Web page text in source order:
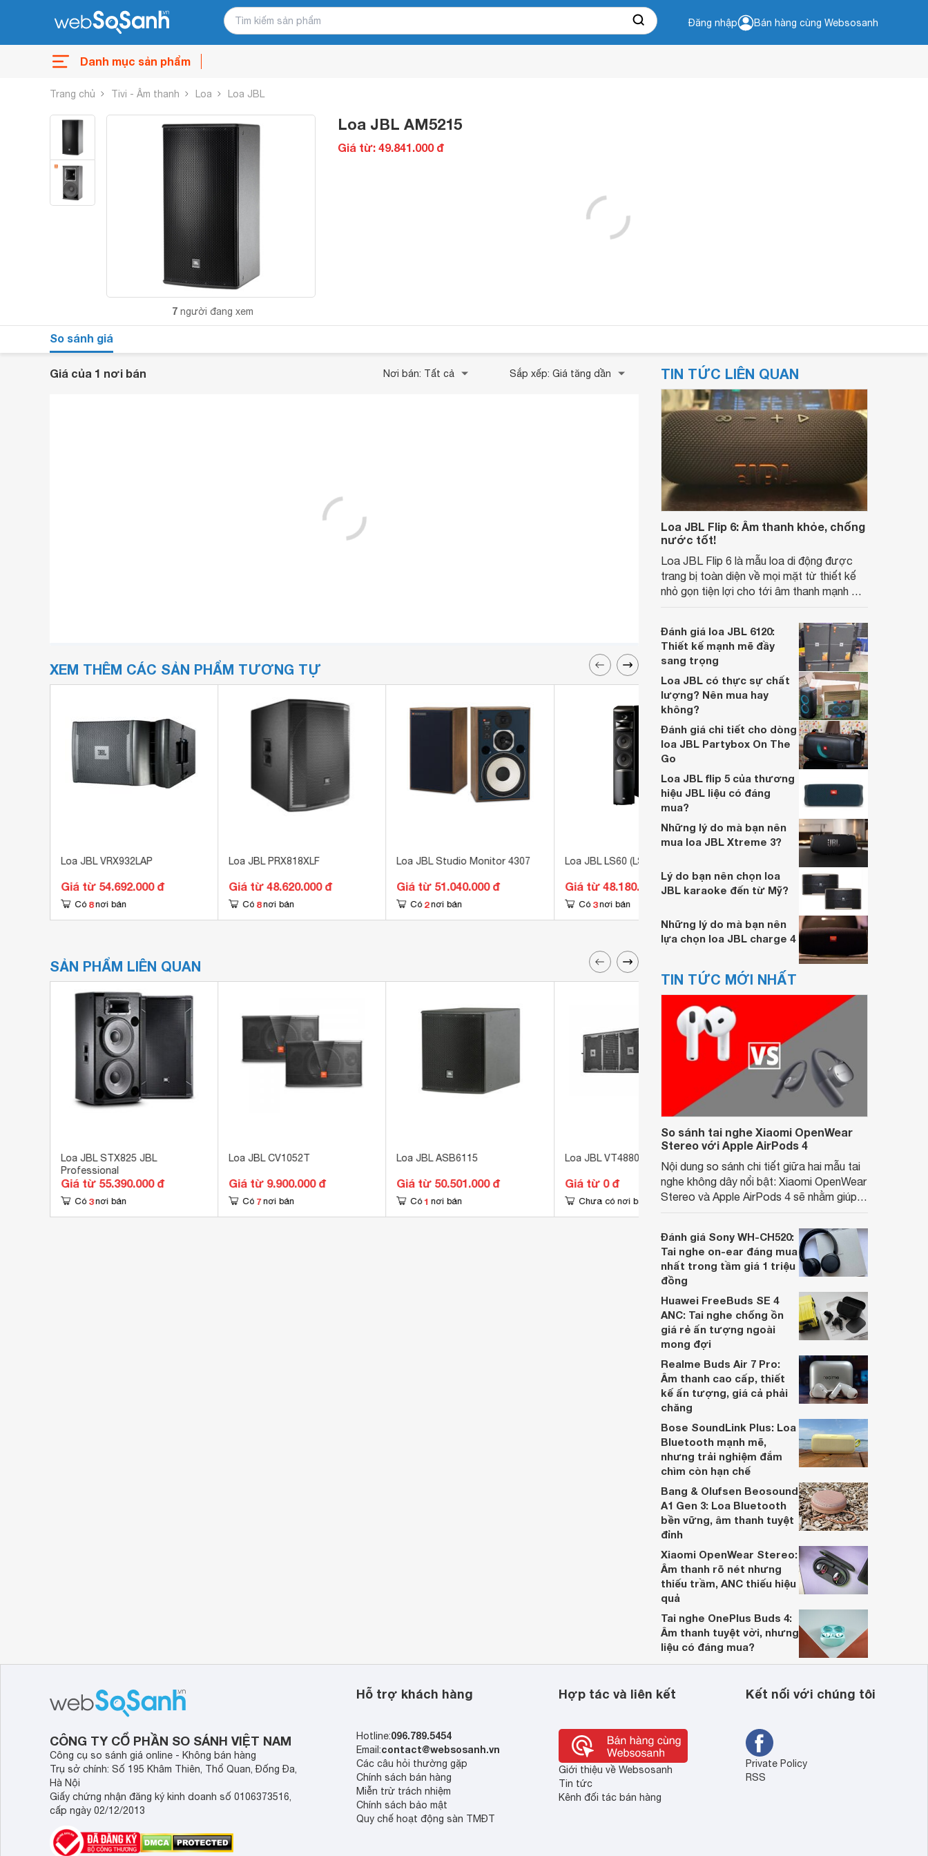
Đăng nhập Bán hàng cùng Websosanh
Danh mục sản phẩm
Trang chủ Tivi - Âm thanh Loa Loa JBL
7 người đang xem
Loa JBL AM5215
Giá từ: 49.841.000 đ
So sánh giá
Giá của 1 nơi bán Nơi bán: Tất cả Sắp xếp: Giá tăng dần
XEM THÊM CÁC SẢN PHẨM TƯƠNG TỰ
Loa JBL VRX932LAP
Giá từ 54.692.000 đ
Có 8 nơi bán
Loa JBL PRX818XLF
Giá từ 48.620.000 đ
Có 8 nơi bán
Loa JBL Studio Monitor 4307
Giá từ 51.040.000 đ
Có 2 nơi bán
Loa JBL LS60 (LS 60)
Giá từ 48.180.000 đ
Có 3 nơi bán
Giá từ 43.990.000 đ
SẢN PHẨM LIÊN QUAN
Loa JBL STX825 JBL
Professional
Giá từ 55.390.000 đ
Có 3 nơi bán
Loa JBL CV1052T
Giá từ 9.900.000 đ
Có 7 nơi bán
Loa JBL ASB6115
Giá từ 50.501.000 đ
Có 1 nơi bán
Loa JBL VT4880
Giá từ 0 đ
Chưa có nơi bán
Loa JBL KP4010G2
Giá từ 28.990.000 đ
Có 31 nơi bán
TIN TỨC LIÊN QUAN
Loa JBL Flip 6: Âm thanh khỏe, chống
nước tốt!
Loa JBL Flip 6 là mẫu loa di động được
trang bị toàn diện về mọi mặt từ thiết kế
nhỏ gọn tiện lợi cho tới âm thanh mạnh mẽ
Sản phẩm là mẫu loa mà bạn không thể bỏ
qua!
Đánh giá loa JBL 6120:
Thiết kế mạnh mẽ đầy
sang trọng
Loa JBL có thực sự chất
lượng? Nên mua hay
không?
Đánh giá chi tiết cho dòng
loa JBL Partybox On The
Go
Loa JBL flip 5 của thương
hiệu JBL liệu có đáng
mua?
Những lý do mà bạn nên
mua loa JBL Xtreme 3?
Lý do bạn nên chọn loa
JBL karaoke đến từ Mỹ?
Những lý do mà bạn nên
lựa chọn loa JBL charge 4
TIN TỨC MỚI NHẤT
So sánh tai nghe Xiaomi OpenWear
Stereo với Apple AirPods 4
Nội dung so sánh chi tiết giữa hai mẫu tai
nghe không dây nổi bật: Xiaomi OpenWear
Stereo và Apple AirPods 4 sẽ nhằm giúp
dựa trên nhu cầu và sở thích cá nhân. Cả
hai đều là sản phẩm chất lượng cao,
nhưng hướng tới đối tượng khách hàng
khác nhau.
Đánh giá Sony WH-CH520:
Tai nghe on-ear đáng mua
nhất trong tầm giá 1 triệu
đồng
Huawei FreeBuds SE 4
ANC: Tai nghe chống ồn
giá rẻ ấn tượng ngoài
mong đợi
Realme Buds Air 7 Pro:
Âm thanh cao cấp, thiết
kế ấn tượng, giá cả phải
chăng
Bose SoundLink Plus: Loa
Bluetooth mạnh mẽ,
nhưng trải nghiệm đắm
chìm còn hạn chế
Bang & Olufsen Beosound
A1 Gen 3: Loa Bluetooth
bền vững, âm thanh tuyệt
đỉnh
Xiaomi OpenWear Stereo:
Âm thanh rõ nét nhưng
thiếu trầm, ANC thiếu hiệu
quả
Tai nghe OnePlus Buds 4:
Âm thanh tuyệt vời, nhưng
liệu có đáng mua?
CÔNG TY CỔ PHẦN SO SÁNH VIỆT NAM
Công cụ so sánh giá online - Không bán hàng
Trụ sở chính: Số 195 Khâm Thiên, Thổ Quan, Đống Đa,
Hà Nội
Giấy chứng nhận đăng ký kinh doanh số 0106373516,
cấp ngày 02/12/2013
Hỗ trợ khách hàng
Hotline:096.789.5454
Email:contact@websosanh.vn
Các câu hỏi thường gặp
Chính sách bán hàng
Miễn trừ trách nhiệm
Chính sách bảo mật
Quy chế hoạt động sàn TMĐT
Hợp tác và liên kết
Giới thiệu về Websosanh
Tin tức
Kênh đối tác bán hàng
Kết nối với chúng tôi
Private Policy
RSS